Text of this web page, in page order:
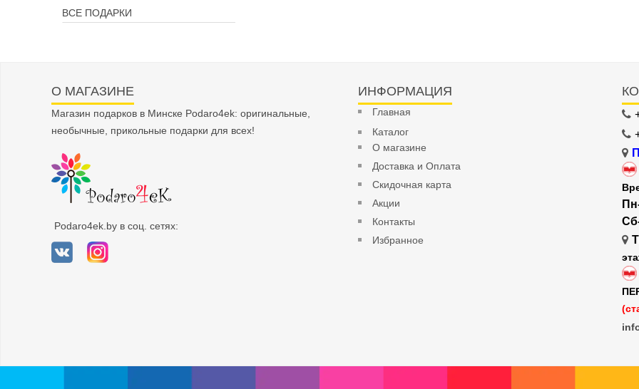
ВСЕ ПОДАРКИ
О МАГАЗИНЕ
Магазин подарков в Минске Podaro4ek: оригинальные,
необычные, прикольные подарки для всех!
Podaro4ek.by в соц. сетях:
ИНФОРМАЦИЯ
Главная
Каталог
О магазине
Доставка и Оплата
Скидочная карта
Акции
Контакты
Избранное